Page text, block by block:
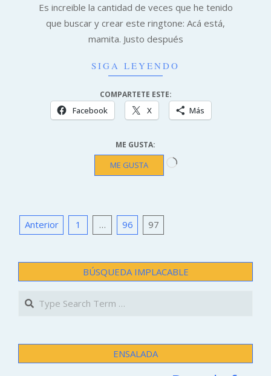
12
Es increible la cantidad de veces que he tenido
que buscar y crear este ringtone: Acá está,
mamita. Justo después
SIGA LEYENDO
COMPARTETE ESTE:
Facebook X Más
ME GUSTA:
ME GUSTA Cargando...
PAGINACIÓN
ENTRADAS
Anterior 1 … 96 97
BÚSQUEDA IMPLACABLE
Search
ENSALADA